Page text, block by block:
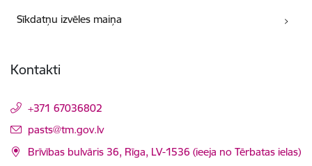
Sīkdatņu izvēles maiņa
Kontakti
+371 67036802
E-pasts:
pasts@tm.gov.lv
Brīvības bulvāris 36, Rīga, LV-1536 (ieeja no Tērbatas ielas)